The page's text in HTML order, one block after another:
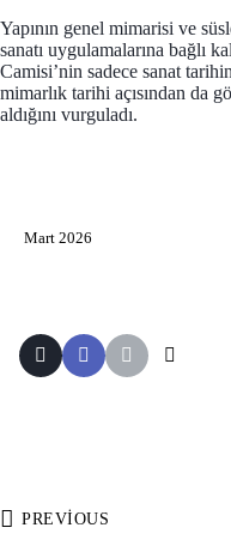
Yapının genel mimarisi ve
sanatı uygulamalarına bağlı
Camisi’nin sadece sanat
mimarlık tarihi açısından da
aldığını vurguladı.
Mart 2026
PREVIOUS